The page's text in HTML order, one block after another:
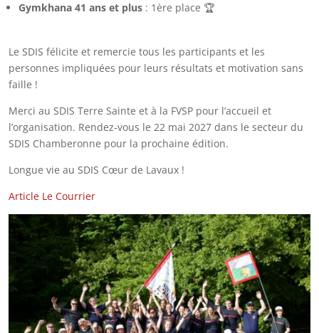
Gymkhana 41 ans et plus : 1ère place 🏆
Le SDIS félicite et remercie tous les participants et les
personnes impliquées pour leurs résultats et motivation sans
faille !
Merci au SDIS Terre Sainte et à la FVSP pour l’accueil et
l’organisation. Rendez-vous le 22 mai 2027 dans le secteur du
SDIS Chamberonne pour la prochaine édition.
Longue vie au SDIS Cœur de Lavaux !
Article Le Courrier